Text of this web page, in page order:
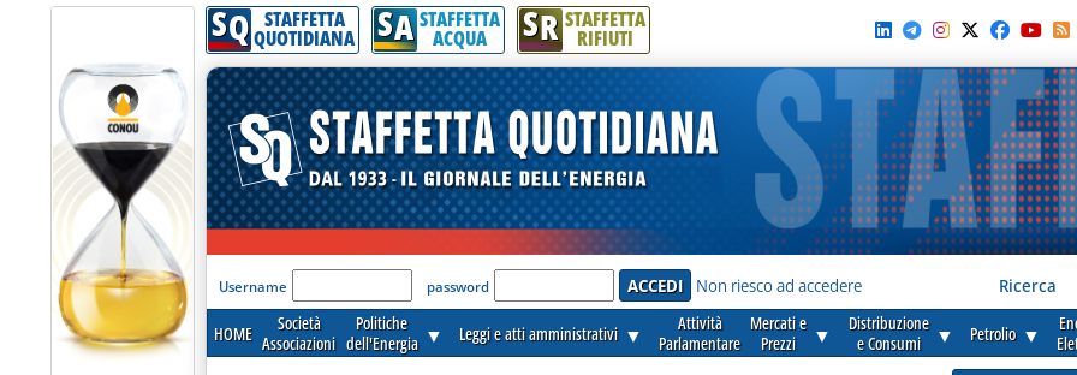
SQ STAFFETTA
QUOTIDIANA SA STAFFETTA
ACQUA SR STAFFETTA
RIFIUTI
'Modulo Login per accedere'
Username password Non riesco ad accedere Ricerca
HOME
Società
Associazioni
Politiche
dell'Energia ▼ Leggi e atti amministrativi ▼
Attività
Parlamentare
Mercati e
Prezzi
▼
Distribuzione
e Consumi
▼ Petrolio ▼